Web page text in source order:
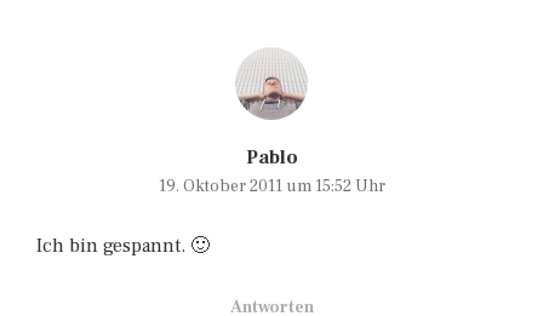
Pablo
19. Oktober 2011 um 15:52 Uhr
Ich bin gespannt. 🙂
Antworten